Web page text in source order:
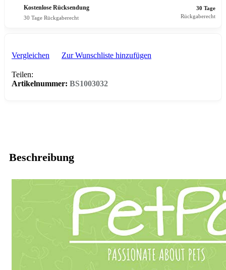
Kostenlose Rücksendung
30 Tage Rückgaberecht
30 Tage
Rückgaberecht
Vergleichen Zur Wunschliste hinzufügen
Teilen:
Artikelnummer: BS1003032
Beschreibung